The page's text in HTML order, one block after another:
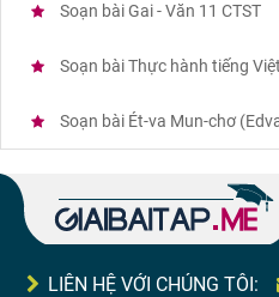
Soạn bài Gai - Văn 11 CTST
Soạn bài Thực hành tiếng
Soạn bài Ét-va Mun-chơ
LIÊN HỆ VỚI CHÚNG TÔI: